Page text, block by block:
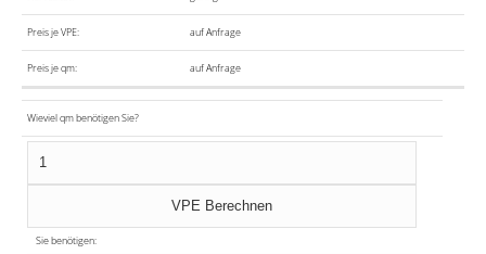
Preis je VPE: auf Anfrage
Preis je qm: auf Anfrage
Wieviel qm benötigen Sie?
Sie benötigen: